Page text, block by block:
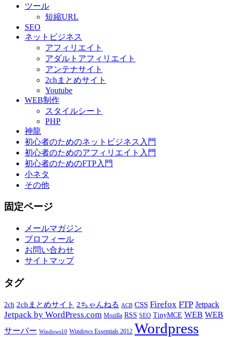
ツール
短縮URL
SEO
ネットビジネス
アフィリエイト
アダルトアフィリエイト
アンテナサイト
2chまとめサイト
Youtube
WEB制作
スタイルシート
PHP
神龍
初心者のためのネットビジネス入門
初心者のためのアフィリエイト入門
初心者のためのFTP入門
小ネタ
その他
固定ページ
メールマガジン
プロフィール
お問い合わせ
サイトマップ
タグ
2ch 2chまとめサイト 2ちゃんねる ACB CSS Firefox FTP Jetpack
Jetpack by WordPress.com Mozilla RSS SEO TinyMCE WEB WEB
サーバー Windows10 Windows Essentials 2012 Wordpress